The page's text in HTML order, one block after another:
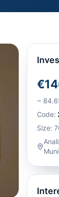
~
Code:
Size: